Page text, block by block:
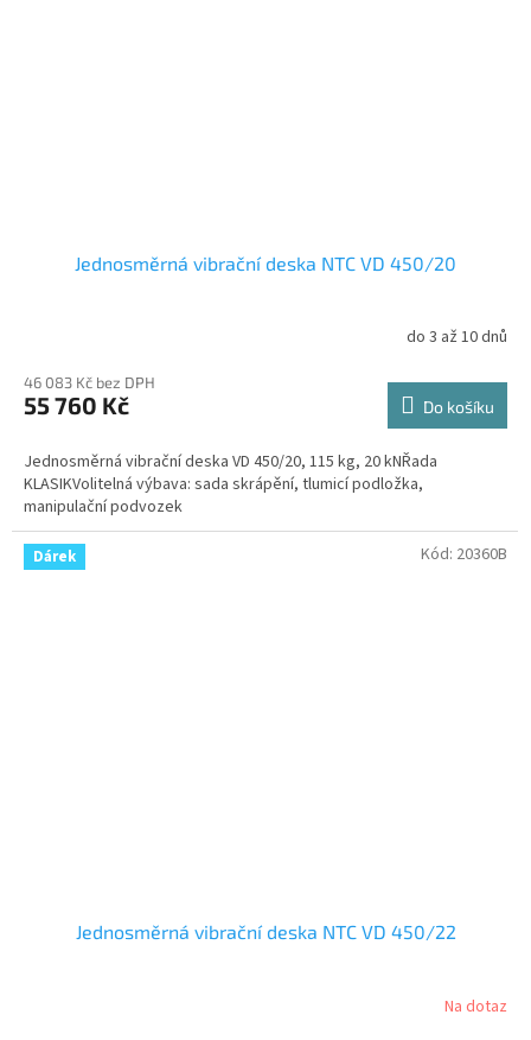
Jednosměrná vibrační deska NTC VD 450/20
do 3 až 10 dnů
46 083 Kč bez DPH
55 760 Kč Do košíku
Jednosměrná vibrační deska VD 450/20, 115 kg, 20 kNŘada
KLASIKVolitelná výbava: sada skrápění, tlumicí podložka,
manipulační podvozek
Dárek
Jednosměrná vibrační deska NTC VD 450/22
Na dotaz
Kód: 20360B